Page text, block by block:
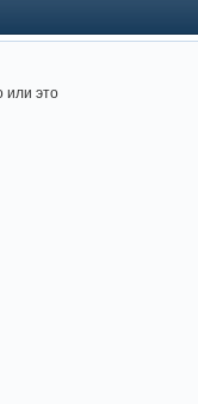
или это